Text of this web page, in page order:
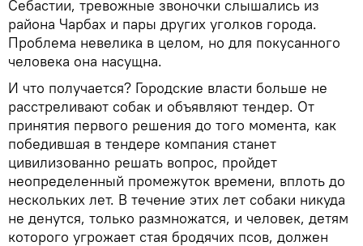
Себастии, тревожные звоночки слышались из
района Чарбах и пары других уголков города.
Проблема невелика в целом, но для покусанного
человека она насущна.
И что получается? Городские власти больше не
расстреливают собак и объявляют тендер. От
принятия первого решения до того момента, как
победившая в тендере компания станет
цивилизованно решать вопрос, пройдет
неопределенный промежуток времени, вплоть до
нескольких лет. В течение этих лет собаки никуда
не денутся, только размножатся, и человек, детям
которого угрожает стая бродячих псов, должен